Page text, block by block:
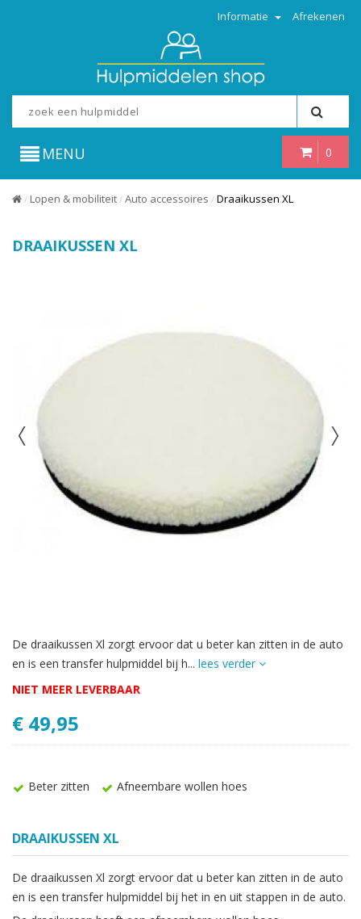
Informatie Afrekenen
0
MENU
/ Lopen & mobiliteit / Auto accessoires / Draaikussen XL
DRAAIKUSSEN XL
De draaikussen Xl zorgt ervoor dat u beter kan zitten in de auto
en is een transfer hulpmiddel bij h... lees verder
NIET MEER LEVERBAAR
€ 49,95
Beter zitten Afneembare wollen hoes
DRAAIKUSSEN XL
De draaikussen Xl zorgt ervoor dat u beter kan zitten in de auto
en is een transfer hulpmiddel bij het in en uit stappen in de auto.